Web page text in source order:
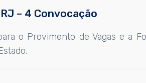
– 4 Convocação
o Provimento de Vagas e a